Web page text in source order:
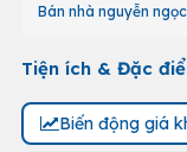
Bán nhà nguyễn
Tiện ích & Đặc
Biến động giá